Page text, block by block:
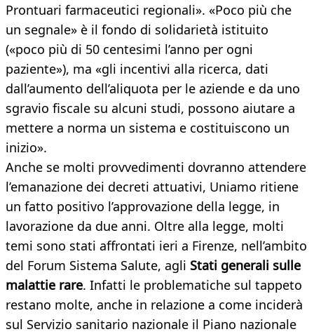
Prontuari farmaceutici regionali». «Poco più che
un segnale» è il fondo di solidarietà istituito
(«poco più di 50 centesimi l’anno per ogni
paziente»), ma «gli incentivi alla ricerca, dati
dall’aumento dell’aliquota per le aziende e da uno
sgravio fiscale su alcuni studi, possono aiutare a
mettere a norma un sistema e costituiscono un
inizio».
Anche se molti provvedimenti dovranno attendere
l’emanazione dei decreti attuativi, Uniamo ritiene
un fatto positivo l’approvazione della legge, in
lavorazione da due anni. Oltre alla legge, molti
temi sono stati affrontati ieri a Firenze, nell’ambito
del Forum Sistema Salute, agli Stati generali sulle
malattie rare. Infatti le problematiche sul tappeto
restano molte, anche in relazione a come inciderà
sul Servizio sanitario nazionale il Piano nazionale